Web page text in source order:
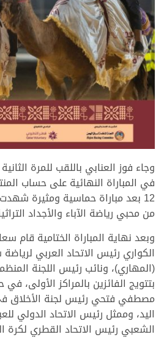
.
وجاء فوز العنابي باللقب للمرة
12 بعد مباراة حماسية ومثيرة
من محبي رياضة الآباء والأجداد
وبعد نهاية المباراة الختامية قام
الكواري رئيس الاتحاد العربي
(المهاري)، ونائب رئيس اللجنة
بتتويج الفائزين بالمراكز الأولى،
مصطفي فتحي رئيس لجنة الأخلاق
اليد، وممثل رئيس الاتحاد الدولي
الشعبي رئيس الاتحاد القطري لكرة